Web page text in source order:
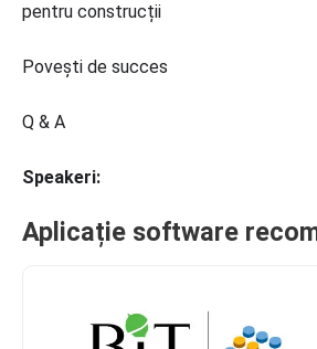
pentru construcții
Povești de succes
Q & A
Speakeri:
Aplicație software